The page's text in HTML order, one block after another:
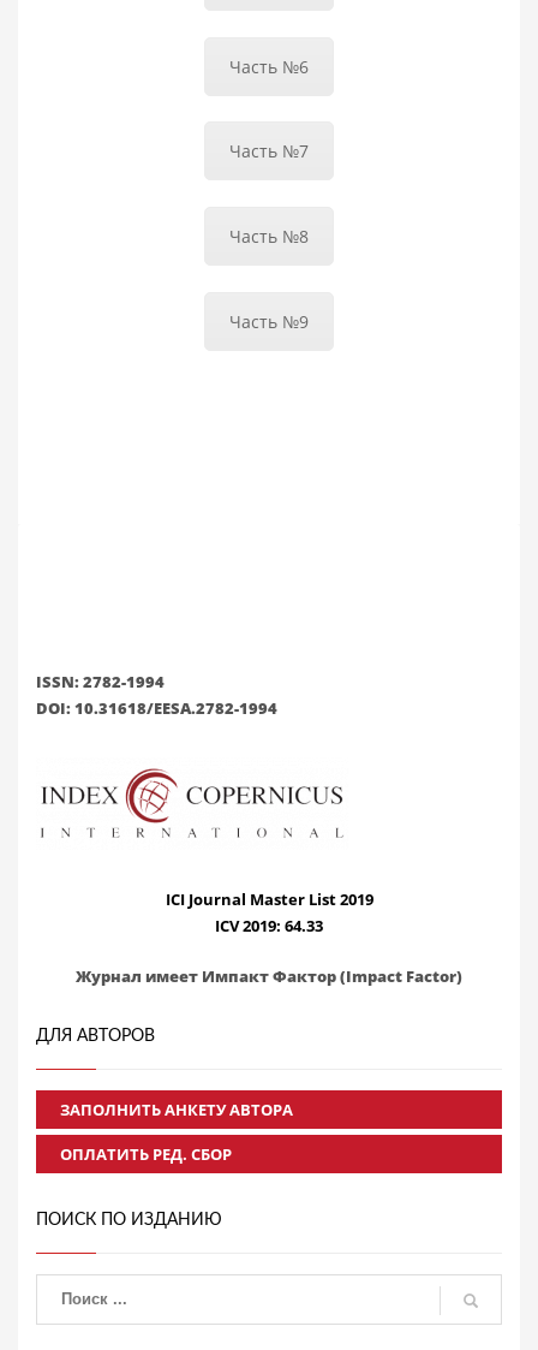
Часть №6
Часть №7
Часть №8
Часть №9
ISSN: 2782-1994
DOI: 10.31618/EESA.2782-1994
ICI Journal Master List 2019
ICV 2019: 64.33
Журнал имеет Импакт Фактор (Impact Factor)
ДЛЯ АВТОРОВ
ЗАПОЛНИТЬ АНКЕТУ АВТОРА
ОПЛАТИТЬ РЕД. СБОР
ПОИСК ПО ИЗДАНИЮ